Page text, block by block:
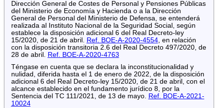
Dirección General de Costes de Personal y Pensiones Públicas
del Ministerio de Economía y Hacienda o a la Dirección
General de Personal del Ministerio de Defensa, se entenderá
realizada al Instituto Nacional de la Seguridad Social, según
establece la disposición adicional 6 del Real Decreto-ley
15/2020, de 21 de abril. Ref. BOE-A-2020-4554, en relación
con la disposición transitoria 2.6 del Real Decreto 497/2020, de
28 de abril. Ref. BOE-A-2020-4763
Téngase en cuenta que se declara la inconstitucionalidad y
nulidad, diferida hasta el 1 de enero de 2022, de la disposición
adicional 6 del Real Decreto-ley 15/2020, de 21 de abril, con el
alcance establecido en el fundamento jurídico 8, por la
Sentencia del TC 111/2021, de 13 de mayo. Ref. BOE-A-2021-
10024